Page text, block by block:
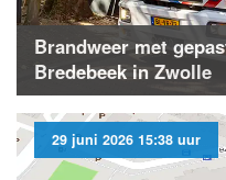
Brandweer met
Bredebeek in Zwolle
29 juni 2026 15:38 uur